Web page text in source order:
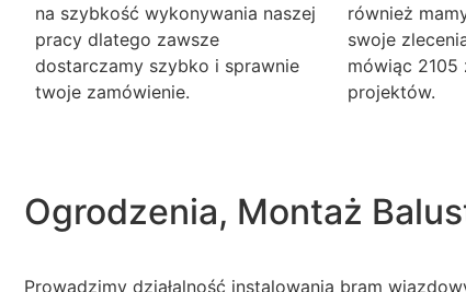
na szybkość wykonywania naszej
pracy dlatego zawsze
dostarczamy szybko i sprawnie
twoje zamówienie.
również
swoje
mówiąc 2105
projektów.
Ogrodzenia, Montaż
Prowadzimy działalność instalowania bram